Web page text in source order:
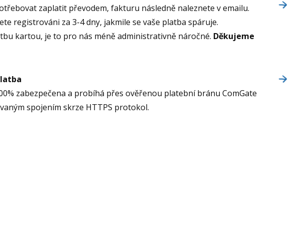
zaplatit převodem, fakturu následně naleznete v emailu.
registrováni za 3-4 dny, jakmile se vaše platba spáruje.
kartou, je to pro nás méně administrativně náročné. Děkujeme
zabezpečena a probíhá přes ověřenou platební bránu ComGate
spojením skrze HTTPS protokol.